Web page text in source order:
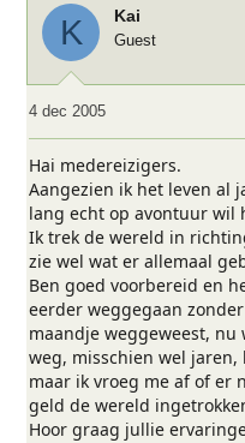
a
t
e
r
K Kai
Guest
4 dec 2005
Hai medereizigers.
Aangezien ik het leven al
lang echt op avontuur wil
Ik trek de wereld in
zie wel wat er allemaal
Ben goed voorbereid en
eerder weggegaan
maandje weggeweest,
weg, misschien wel
maar ik vroeg me af of er
geld de wereld
Hoor graag jullie